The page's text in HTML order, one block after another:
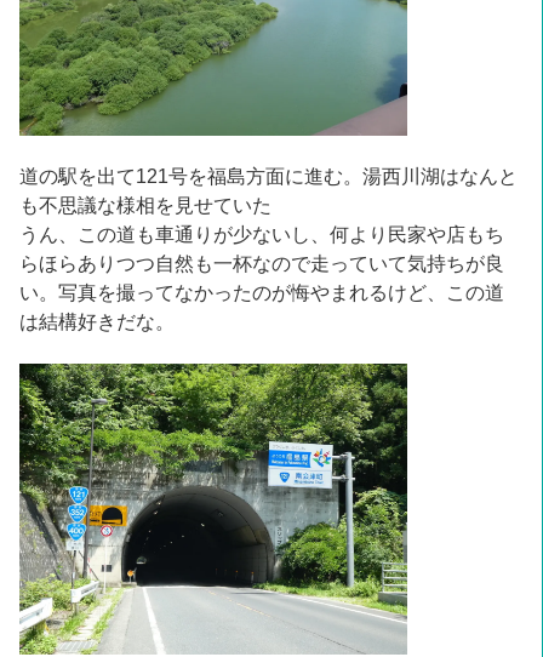
道の駅を出て121号を福島方面に進む。湯西川湖はなんと
も不思議な様相を見せていた
うん、この道も車通りが少ないし、何より民家や店もち
らほらありつつ自然も一杯なので走っていて気持ちが良
い。写真を撮ってなかったのが悔やまれるけど、この道
は結構好きだな。